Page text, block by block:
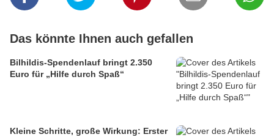
Das könnte Ihnen auch gefallen
Bilhildis-Spendenlauf bringt 2.350
Euro für „Hilfe durch Spaß“
Kleine Schritte, große Wirkung: Erster